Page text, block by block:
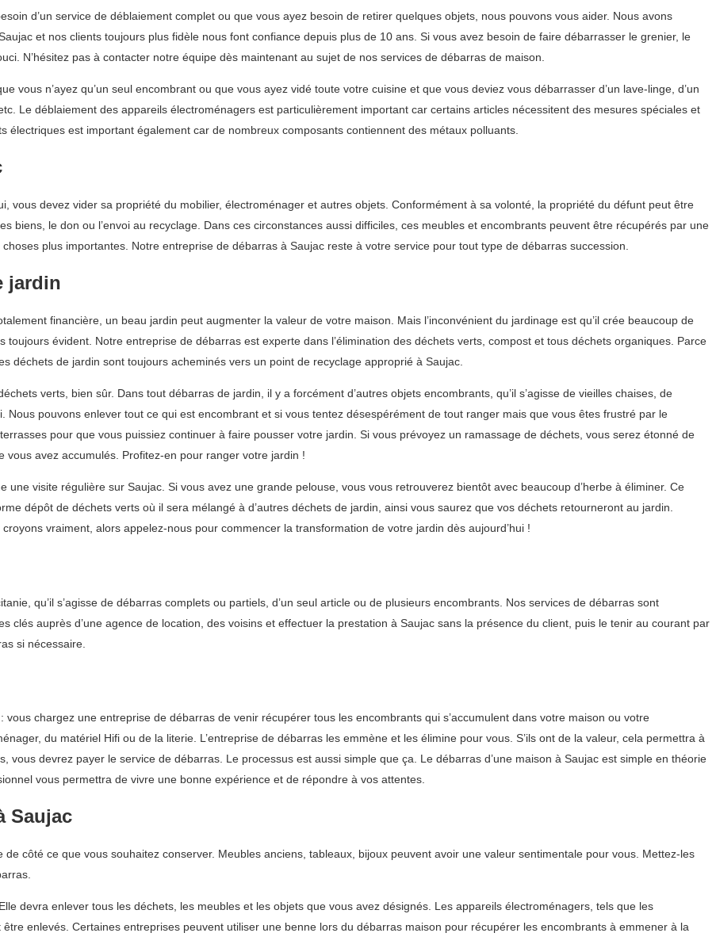
d’un service de déblaiement complet ou que vous ayez besoin de retirer quelques objets, nous pouvons vous aider. Nous avons
et nos clients toujours plus fidèle nous font confiance depuis plus de 10 ans. Si vous avez besoin de faire débarrasser le grenier, le
N’hésitez pas à contacter notre équipe dès maintenant au sujet de nos services de débarras de maison.
vous n’ayez qu’un seul encombrant ou que vous ayez vidé toute votre cuisine et que vous deviez vous débarrasser d’un lave-linge, d’un
Le déblaiement des appareils électroménagers est particulièrement important car certains articles nécessitent des mesures spéciales et
est important également car de nombreux composants contiennent des métaux polluants.
vous devez vider sa propriété du mobilier, électroménager et autres objets. Conformément à sa volonté, la propriété du défunt peut être
biens, le don ou l’envoi au recyclage. Dans ces circonstances aussi difficiles, ces meubles et encombrants peuvent être récupérés par une
plus importantes. Notre entreprise de débarras à Saujac reste à votre service pour tout type de débarras succession.
jardin
financière, un beau jardin peut augmenter la valeur de votre maison. Mais l’inconvénient du jardinage est qu’il crée beaucoup de
toujours évident. Notre entreprise de débarras est experte dans l’élimination des déchets verts, compost et tous déchets organiques. Parce
déchets de jardin sont toujours acheminés vers un point de recyclage approprié à Saujac.
verts, bien sûr. Dans tout débarras de jardin, il y a forcément d’autres objets encombrants, qu’il s’agisse de vieilles chaises, de
Nous pouvons enlever tout ce qui est encombrant et si vous tentez désespérément de tout ranger mais que vous êtes frustré par le
pour que vous puissiez continuer à faire pousser votre jardin. Si vous prévoyez un ramassage de déchets, vous serez étonné de
avez accumulés. Profitez-en pour ranger votre jardin !
une visite régulière sur Saujac. Si vous avez une grande pelouse, vous vous retrouverez bientôt avec beaucoup d’herbe à éliminer. Ce
dépôt de déchets verts où il sera mélangé à d’autres déchets de jardin, ainsi vous saurez que vos déchets retourneront au jardin.
vraiment, alors appelez-nous pour commencer la transformation de votre jardin dès aujourd’hui !
qu’il s’agisse de débarras complets ou partiels, d’un seul article ou de plusieurs encombrants. Nos services de débarras sont
clés auprès d’une agence de location, des voisins et effectuer la prestation à Saujac sans la présence du client, puis le tenir au courant par
si nécessaire.
chargez une entreprise de débarras de venir récupérer tous les encombrants qui s’accumulent dans votre maison ou votre
du matériel Hifi ou de la literie. L’entreprise de débarras les emmène et les élimine pour vous. S’ils ont de la valeur, cela permettra à
vous devrez payer le service de débarras. Le processus est aussi simple que ça. Le débarras d’une maison à Saujac est simple en théorie
vous permettra de vivre une bonne expérience et de répondre à vos attentes.
Saujac
côté ce que vous souhaitez conserver. Meubles anciens, tableaux, bijoux peuvent avoir une valeur sentimentale pour vous. Mettez-les
devra enlever tous les déchets, les meubles et les objets que vous avez désignés. Les appareils électroménagers, tels que les
enlevés. Certaines entreprises peuvent utiliser une benne lors du débarras maison pour récupérer les encombrants à emmener à la